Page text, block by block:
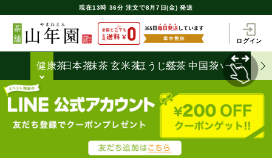
現在13時 36分 注文で8月7日(金) 発送
ログイン
健康茶日本茶抹茶 玄米茶ほうじ茶
紅茶 中国茶ハーブティ